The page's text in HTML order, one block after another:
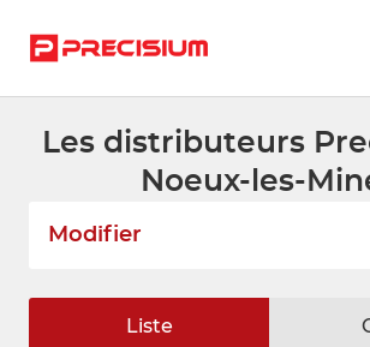
RÉSEAU PRECISIUM
Les distributeurs
Noeux-les-
Modifier
Liste